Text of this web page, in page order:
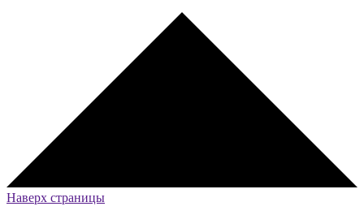
Наверх страницы